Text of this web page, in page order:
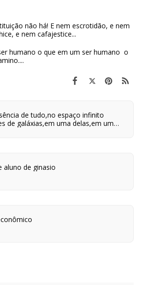
não há! E nem escrotidão, e nem
e nem cafajestice...
humano o que em um ser humano o
de tudo,no espaço infinito
de galáxias,em uma delas,em um
aluno de ginasio